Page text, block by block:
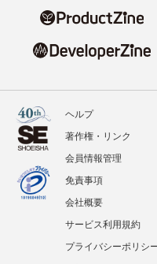
ヘルプ
著作権・リンク
会員情報管理
免責事項
会社概要
サービス利用規約
プライバシーポリシ